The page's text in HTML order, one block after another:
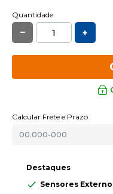
Quantidade
+
Calcular Frete e Prazo
Destaques
Sensores